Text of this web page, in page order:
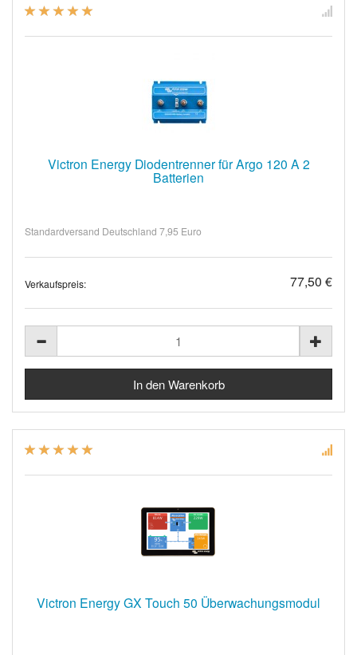
Victron Energy Diodentrenner für Argo 120 A 2
Batterien
Standardversand Deutschland 7,95 Euro
Verkaufspreis: 77,50 €
Victron Energy GX Touch 50 Überwachungsmodul